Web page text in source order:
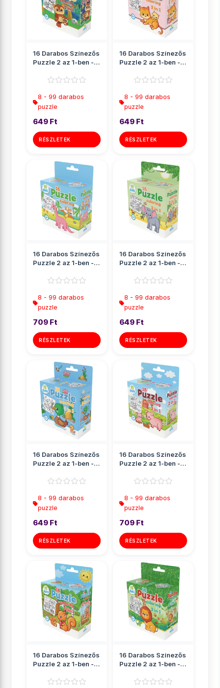
16 Darabos Színezős
Puzzle 2 az 1-ben -
8 - 99 darabos
puzzle
649 Ft
RÉSZLETEK
16 Darabos Színezős
Puzzle 2 az 1-ben -
8 - 99 darabos
puzzle
649 Ft
RÉSZLETEK
16 Darabos Színezős
Puzzle 2 az 1-ben -
8 - 99 darabos
puzzle
709 Ft
RÉSZLETEK
16 Darabos Színezős
Puzzle 2 az 1-ben -
8 - 99 darabos
puzzle
649 Ft
RÉSZLETEK
16 Darabos Színezős
Puzzle 2 az 1-ben -
8 - 99 darabos
puzzle
649 Ft
RÉSZLETEK
16 Darabos Színezős
Puzzle 2 az 1-ben -
8 - 99 darabos
puzzle
709 Ft
RÉSZLETEK
16 Darabos Színezős
Puzzle 2 az 1-ben -
16 Darabos Színezős
Puzzle 2 az 1-ben -